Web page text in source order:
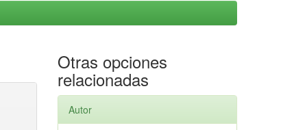
Otras opciones
relacionadas
Autor